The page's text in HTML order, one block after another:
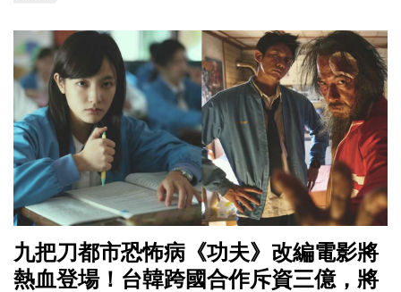
九把刀都市恐怖病《功夫》改編電影將
熱血登場！台韓跨國合作斥資三億，將